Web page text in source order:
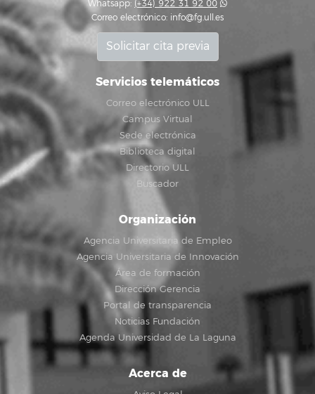
Whatsapp: (+34) 922 31 92 00
Correo electrónico: info@fg.ull.es
Solicitar cita previa
Servicios telemáticos
Correo electrónico ULL
Campus Virtual
Sede electrónica
Biblioteca digital
Directorio ULL
Buscador
Organización
Agencia Universitaria de Empleo
Agencia Universitaria de Innovación
Área de formación
Dirección Gerencia
Portal de transparencia
Noticias Fundación
Agenda Universidad de La Laguna
Acerca de